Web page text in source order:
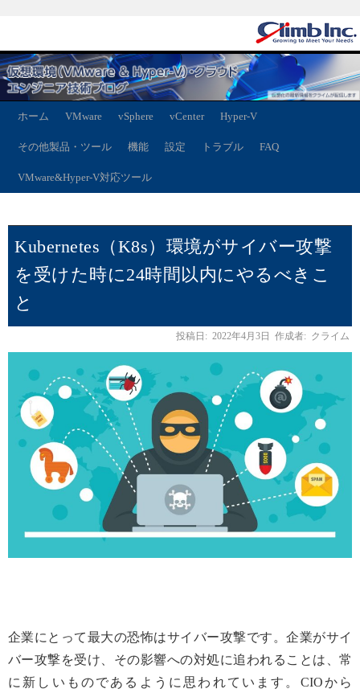
ホーム VMware vSphere vCenter Hyper-V
その他製品・ツール 機能 設定 トラブル FAQ
VMware&Hyper-V対応ツール
Kubernetes（K8s）環境がサイバー攻撃
を受けた時に24時間以内にやるべきこ
と
投稿日: 2022年4月3日 作成者: クライム
企業にとって最大の恐怖はサイバー攻撃です。企業がサイ
バー攻撃を受け、その影響への対処に追われることは、常
に新しいものであるように思われています。CIOから